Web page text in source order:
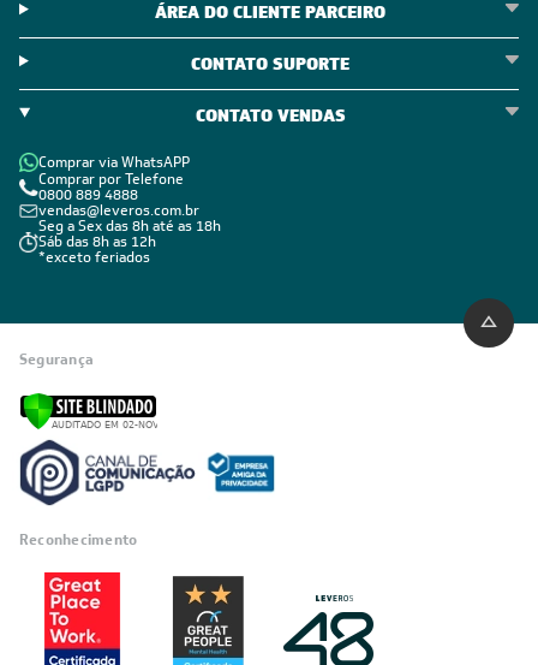
ÁREA DO CLIENTE PARCEIRO
CONTATO SUPORTE
CONTATO VENDAS
Comprar via WhatsAPP
Comprar por Telefone
0800 889 4888
vendas@leveros.com.br
Seg a Sex das 8h até as 18h
Sáb das 8h as 12h
*exceto feriados
Segurança
Reconhecimento